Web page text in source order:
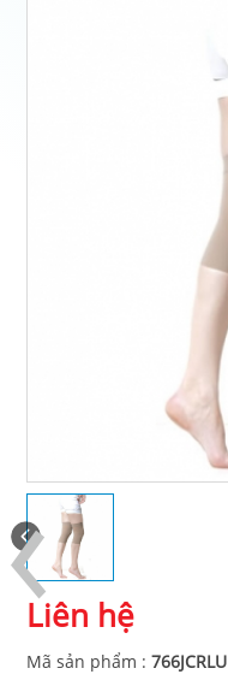
Liên hệ
Mã sản phẩm : 766JCRLU